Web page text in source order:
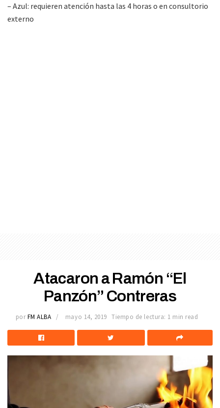
– Azul: requieren atención hasta las 4 horas o en consultorio
externo
Atacaron a Ramón “El
Panzón” Contreras
por FM ALBA mayo 14, 2019 Tiempo de lectura: 1 min read